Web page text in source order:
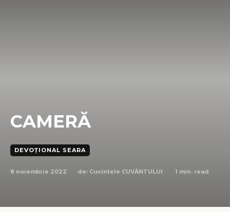
CAMERĂ
DEVOȚIONAL SEARA
8 noiembrie 2022 de: Cuvintele CUVÂNTULUI 1 min. read